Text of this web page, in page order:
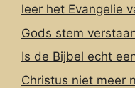
leer het Evangelie
Gods stem
Is de Bijbel echt
Christus niet meer